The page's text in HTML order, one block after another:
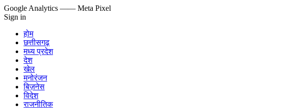
Google Analytics —— Meta Pixel
Sign in
होम
छत्तीसगढ़
मध्य प्रदेश
देश
खेल
मनोरंजन
बिज़नेस
विदेश
राजनीतिक